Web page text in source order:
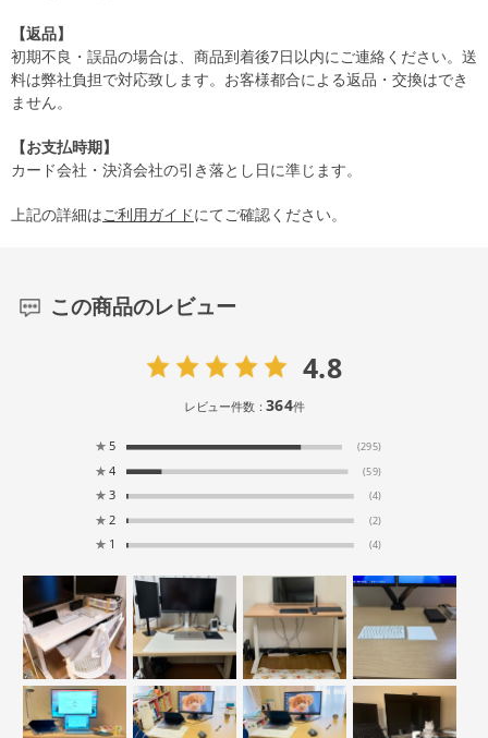
【返品】
初期不良・誤品の場合は、商品到着後7日以内にご連絡ください。送
料は弊社負担で対応致します。お客様都合による返品・交換はでき
ません。
【お支払時期】
カード会社・決済会社の引き落とし日に準じます。
上記の詳細はご利用ガイドにてご確認ください。
この商品のレビュー
4.8
レビュー件数：364件
★ 5 (295)
★ 4 (59)
★ 3 (4)
★ 2 (2)
★ 1 (4)